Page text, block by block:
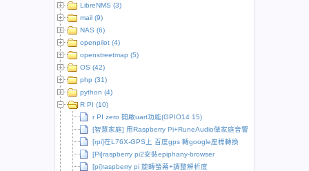
LibreNMS (3)
mail (9)
NAS (6)
openpilot (4)
openstreetmap (5)
OS (42)
php (31)
python (4)
R PI (10)
r PI zero 開啟uart功能(GPIO14 15)
[智慧家庭] 用Raspberry Pi+RuneAudio做家庭音響
[rpi]在L76X-GPS上 百度gps 轉google座標轉換
[Pi]raspberry pi2安裝epiphany-browser
[pi]raspberry pi 旋轉螢幕+調整解析度